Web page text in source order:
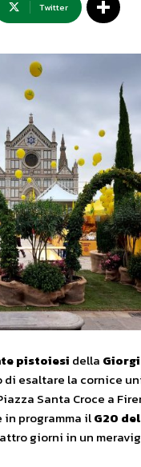
Twitter
pistoiesi della
di esaltare la cornice
Santa Croce a
in programma ilG20
giorni in un